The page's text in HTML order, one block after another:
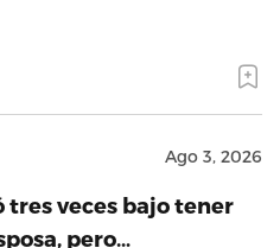
Ago 3, 2026
tres veces bajo tener
pero…